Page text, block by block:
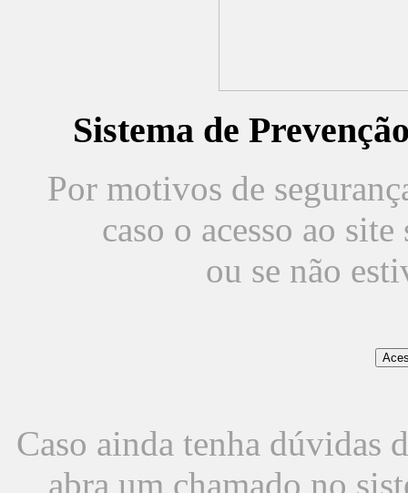
Sistema de
Por motivos de
caso o acesso ao
ou se não
Caso ainda tenha dúvidas
abra um chamado no